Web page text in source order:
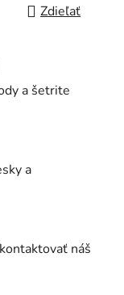
Zdieľať
a šetrite
a
náš